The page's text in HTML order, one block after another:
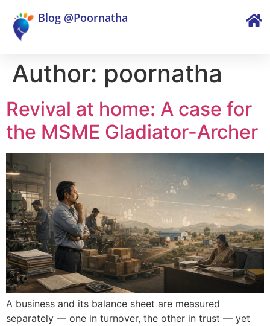
Blog @Poornatha
Author: poornatha
Revival at home: A case for
the MSME Gladiator-Archer
A business and its balance sheet are measured
separately — one in turnover, the other in trust — yet